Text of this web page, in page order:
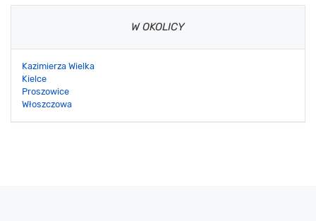
W OKOLICY
Kazimierza Wielka
Kielce
Proszowice
Włoszczowa